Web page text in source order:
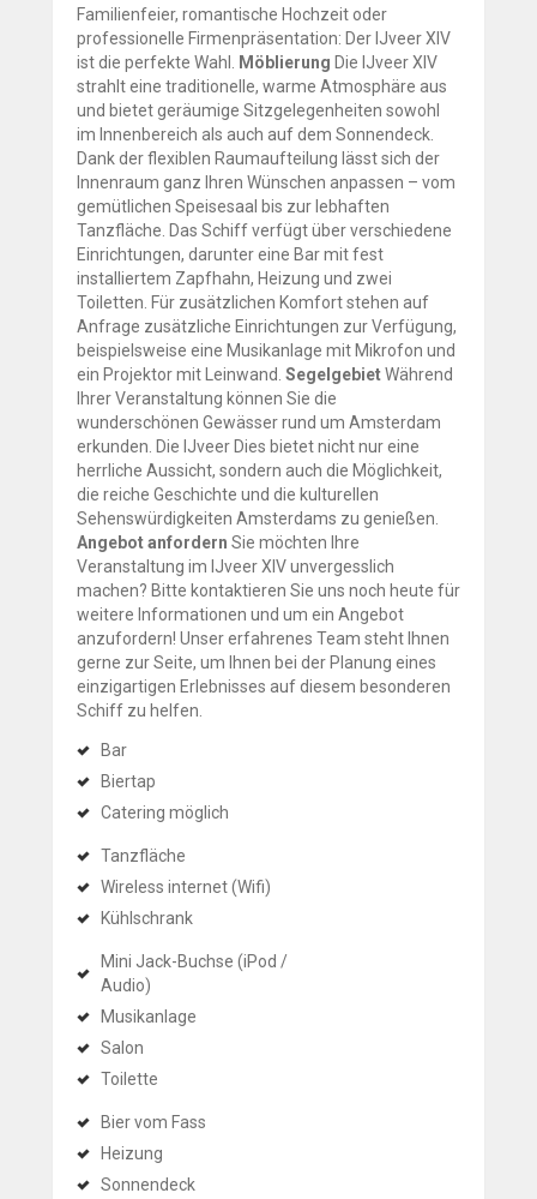
Familienfeier, romantische Hochzeit oder
professionelle Firmenpräsentation: Der IJveer XIV
ist die perfekte Wahl.
Möblierung Die IJveer XIV
strahlt eine traditionelle, warme Atmosphäre aus
und bietet geräumige Sitzgelegenheiten sowohl
im Innenbereich als auch auf dem Sonnendeck.
Dank der flexiblen Raumaufteilung lässt sich der
Innenraum ganz Ihren Wünschen anpassen – vom
gemütlichen Speisesaal bis zur lebhaften
Tanzfläche. Das Schiff verfügt über verschiedene
Einrichtungen, darunter eine Bar mit fest
installiertem Zapfhahn, Heizung und zwei
Toiletten. Für zusätzlichen Komfort stehen auf
Anfrage zusätzliche Einrichtungen zur Verfügung,
beispielsweise eine Musikanlage mit Mikrofon und
ein Projektor mit Leinwand. SegelgebietWährend
Ihrer Veranstaltung können Sie die
wunderschönen Gewässer rund um Amsterdam
erkunden. Die IJveer Dies bietet nicht nur eine
herrliche Aussicht, sondern auch die Möglichkeit,
die reiche Geschichte und die kulturellen
Sehenswürdigkeiten Amsterdams zu genießen.
Angebot anfordern Sie möchten Ihre
Veranstaltung im IJveer XIV unvergesslich
machen? Bitte kontaktieren Sie uns noch heute für
weitere Informationen und um ein Angebot
anzufordern! Unser erfahrenes Team steht Ihnen
gerne zur Seite, um Ihnen bei der Planung eines
einzigartigen Erlebnisses auf diesem besonderen
Schiff zu helfen.
Bar
Biertap
Catering möglich
Tanzfläche
Wireless internet (Wifi)
Kühlschrank
Mini Jack-Buchse (iPod /
Audio)
Musikanlage
Salon
Toilette
Bier vom Fass
Heizung
Sonnendeck